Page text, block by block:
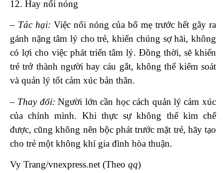
12. Hay nổi nóng
– Tác hại: Việc nổi nóng của bố mẹ trước hết gây ra
gánh nặng tâm lý cho trẻ, khiến chúng sợ hãi, không
có lợi cho việc phát triển tâm lý. Đồng thời, sẽ khiến
trẻ trở thành người hay cáu gắt, không thể kiểm soát
và quản lý tốt cảm xúc bản thân.
– Thay đổi: Người lớn cần học cách quản lý cảm xúc
của chính mình. Khi thực sự không thể kìm chế
được, cũng không nên bộc phát trước mặt trẻ, hãy tạo
cho trẻ một không khí gia đình hòa thuận.
Vy Trang/vnexpress.net (Theo qq)